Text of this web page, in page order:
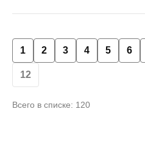
1 2 3 4 5 6
12
Всего в списке: 120